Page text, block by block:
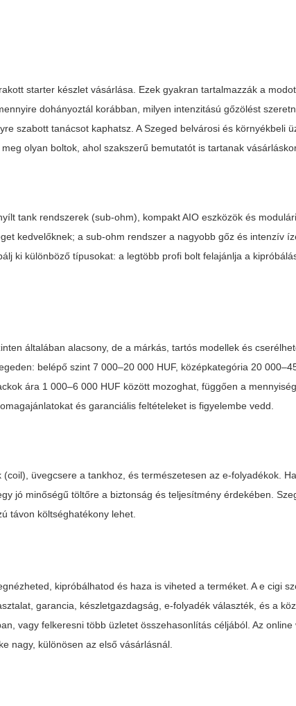
starter készlet vásárlása. Ezek gyakran tartalmazzák a
dohányoztál korábban, milyen intenzitású gőzölést
szabott tanácsot kaphatsz. A Szeged belvárosi és környékbeli
olyan boltok, ahol szakszerű bemutatót is tartanak
tank rendszerek (sub-ohm), kompakt AIO eszközök és
kedvelőknek; a sub-ohm rendszer a nagyobb gőz és intenzív
ki különböző típusokat: a legtöbb profi bolt felajánlja a
általában alacsony, de a márkás, tartós modellek és
belépő szint 7 000–20 000 HUF, középkategória 20
ára 1 000–6 000 HUF között mozoghat, függően a
és garanciális feltételeket is figyelembe vedd.
üvegcsere a tankhoz, és természetesen az e-folyadékok.
jó minőségű töltőre a biztonság és teljesítmény érdekében.
távon költséghatékony lehet.
kipróbálhatod és haza is viheted a terméket. Ae cigi
garancia, készletgazdagság, e-folyadék választék, és a
vagy felkeresni több üzletet összehasonlítás céljából. Az online
nagy, különösen az első vásárlásnál.